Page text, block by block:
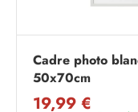
Cadre photo
50x70cm
19,99 €